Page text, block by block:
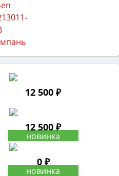
12 500 ₽
12 500 ₽
0 ₽